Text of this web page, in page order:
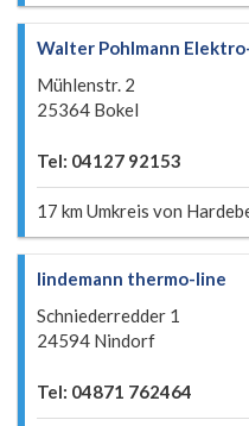
Walter Pohlmann
Mühlenstr. 2
25364 Bokel
Tel: 04127 92153
17 km Umkreis von
lindemann thermo-line
Schniederredder 1
24594 Nindorf
Tel: 04871 762464